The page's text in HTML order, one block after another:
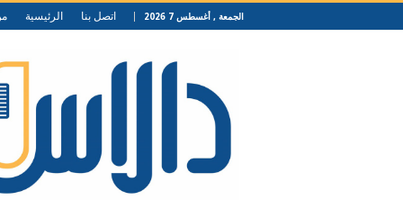
الجمعة , أغسطس 7 2026 اتصل بنا الرئيسية